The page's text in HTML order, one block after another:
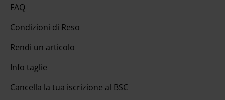
FAQ
Condizioni di Reso
Rendi un articolo
Info taglie
Cancella la tua iscrizione al BSC